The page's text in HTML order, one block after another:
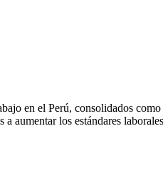
en el Perú, consolidados
aumentar los estándares